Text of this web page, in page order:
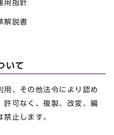
指針
説書
いて
、その他法令により認め
許可なく、複製、改変、編
止します。